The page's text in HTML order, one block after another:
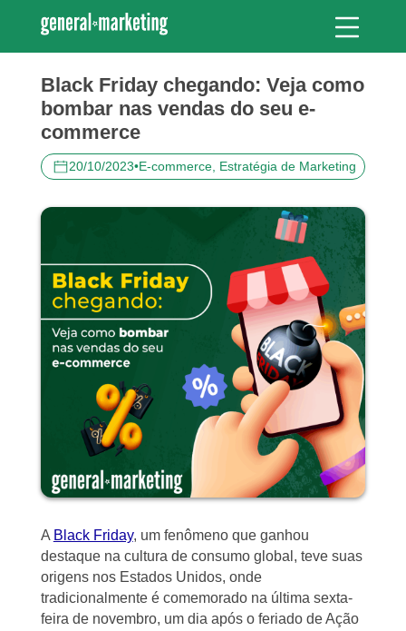
Black Friday chegando: Veja como
bombar nas vendas do seu e-
commerce
20/10/2023•E-commerce, Estratégia de Marketing
A Black Friday, um fenômeno que ganhou
destaque na cultura de consumo global, teve suas
origens nos Estados Unidos, onde
tradicionalmente é comemorado na última sexta-
feira de novembro, um dia após o feriado de Ação